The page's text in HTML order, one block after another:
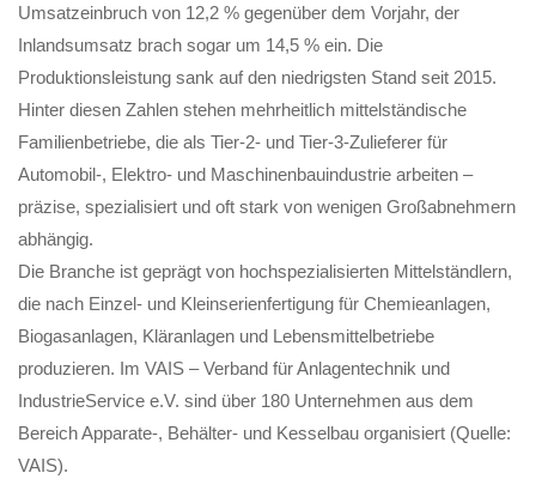
Umsatzeinbruch von 12,2 % gegenüber dem Vorjahr, der
Inlandsumsatz brach sogar um 14,5 % ein. Die
Produktionsleistung sank auf den niedrigsten Stand seit 2015.
Hinter diesen Zahlen stehen mehrheitlich mittelständische
Familienbetriebe, die als Tier-2- und Tier-3-Zulieferer für
Automobil-, Elektro- und Maschinenbauindustrie arbeiten –
präzise, spezialisiert und oft stark von wenigen Großabnehmern
abhängig.
Die Branche ist geprägt von hochspezialisierten Mittelständlern,
die nach Einzel- und Kleinserienfertigung für Chemieanlagen,
Biogasanlagen, Kläranlagen und Lebensmittelbetriebe
produzieren. Im VAIS – Verband für Anlagentechnik und
IndustrieService e.V. sind über 180 Unternehmen aus dem
Bereich Apparate-, Behälter- und Kesselbau organisiert (Quelle:
VAIS).